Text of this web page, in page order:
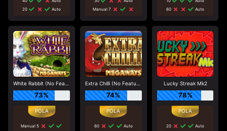
20
Auto
Manual 7
60
Auto
White Rabbit (No Feature Drop)
73%
Manual 5
Extra Chilli (No Feature Drop)
74%
60
Auto
Lucky Streak Mk2
78%
20
Auto